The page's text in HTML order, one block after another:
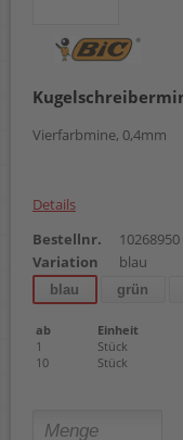
Vierfarbmine, 0,4mm
Details
Bestellnr.
10268950
Variation
blau
blau grün
ab Einheit
1
Stück
10
Stück